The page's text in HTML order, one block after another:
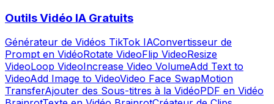
Outils Vidéo IA Gratuits
Générateur de Vidéos TikTok IAConvertisseur de
Prompt en VidéoRotate VideoFlip VideoResize
VideoLoop VideoIncrease Video VolumeAdd Text to
VideoAdd Image to VideoVideo Face SwapMotion
TransferAjouter des Sous-titres à la VidéoPDF en Vidéo